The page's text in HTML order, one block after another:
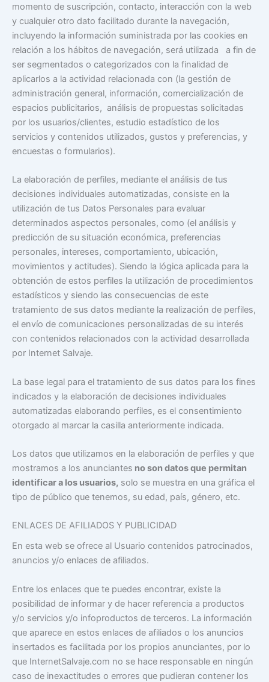
momento de suscripción, contacto, interacción con la web
y cualquier otro dato facilitado durante la navegación,
incluyendo la información suministrada por las cookies en
relación a los hábitos de navegación, será utilizada a fin de
ser segmentados o categorizados con la finalidad de
aplicarlos a la actividad relacionada con (la gestión de
administración general, información, comercialización de
espacios publicitarios, análisis de propuestas solicitadas
por los usuarios/clientes, estudio estadístico de los
servicios y contenidos utilizados, gustos y preferencias, y
encuestas o formularios).
La elaboración de perfiles, mediante el análisis de tus
decisiones individuales automatizadas, consiste en la
utilización de tus Datos Personales para evaluar
determinados aspectos personales, como (el análisis y
predicción de su situación económica, preferencias
personales, intereses, comportamiento, ubicación,
movimientos y actitudes). Siendo la lógica aplicada para la
obtención de estos perfiles la utilización de procedimientos
estadísticos y siendo las consecuencias de este
tratamiento de sus datos mediante la realización de perfiles,
el envío de comunicaciones personalizadas de su interés
con contenidos relacionados con la actividad desarrollada
por Internet Salvaje.
La base legal para el tratamiento de sus datos para los fines
indicados y la elaboración de decisiones individuales
automatizadas elaborando perfiles, es el consentimiento
otorgado al marcar la casilla anteriormente indicada.
Los datos que utilizamos en la elaboración de perfiles y que
mostramos a los anunciantes no son datos que permitan
identificar a los usuarios, solo se muestra en una gráfica el
tipo de público que tenemos, su edad, país, género, etc.
ENLACES DE AFILIADOS Y PUBLICIDAD
En esta web se ofrece al Usuario contenidos patrocinados,
anuncios y/o enlaces de afiliados.
Entre los enlaces que te puedes encontrar, existe la
posibilidad de informar y de hacer referencia a productos
y/o servicios y/o infoproductos de terceros. La información
que aparece en estos enlaces de afiliados o los anuncios
insertados es facilitada por los propios anunciantes, por lo
que InternetSalvaje.com no se hace responsable en ningún
caso de inexactitudes o errores que pudieran contener los